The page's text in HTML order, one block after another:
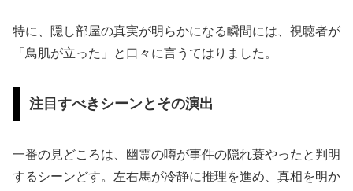
特に、隠し部屋の真実が明らかになる瞬間には、視聴者が
「鳥肌が立った」と口々に言うてはりました。
注目すべきシーンとその演出
一番の見どころは、幽霊の噂が事件の隠れ蓑やったと判明
するシーンどす。左右馬が冷静に推理を進め、真相を明か